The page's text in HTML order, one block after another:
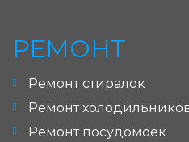
РЕМОНТ
Ремонт стиралок
Ремонт
Ремонт посудомоек